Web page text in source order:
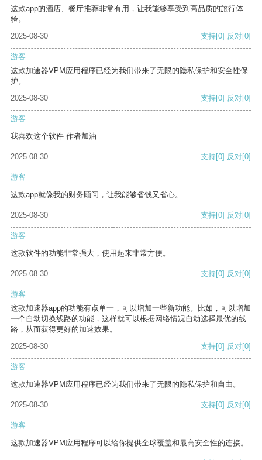
这款app的酒店、餐厅推荐非常有用，让我能够享受到高品质的旅行体
验。
2025-08-30
支持[0] 反对[0]
游客
这款加速器VPM应用程序已经为我们带来了无限的隐私保护和安全性保
护。
2025-08-30
支持[0] 反对[0]
游客
我喜欢这个软件 作者加油
2025-08-30 支持[0] 反对[0]
游客
这款app就像我的财务顾问，让我能够省钱又省心。
2025-08-30 支持[0] 反对[0]
游客
这款软件的功能非常强大，使用起来非常方便。
2025-08-30 支持[0] 反对[0]
游客
这款加速器app的功能有点单一，可以增加一些新功能。比如，可以增加
一个自动切换线路的功能，这样就可以根据网络情况自动选择最优的线
路，从而获得更好的加速效果。
2025-08-30
支持[0] 反对[0]
游客
这款加速器VPM应用程序已经为我们带来了无限的隐私保护和自由。
2025-08-30 支持[0] 反对[0]
游客
这款加速器VPM应用程序可以给你提供全球覆盖和最高安全性的连接。